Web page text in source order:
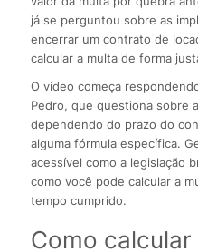
já se perguntou sobre as
encerrar um contrato de
calcular a multa de forma
O vídeo começa
Pedro, que questiona sobre
dependendo do prazo do
alguma fórmula específica.
acessível como a legislação
como você pode calcular a
tempo cumprido.
Como